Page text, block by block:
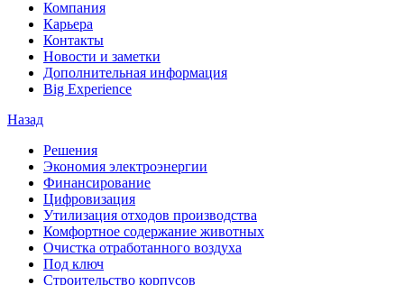
Компания
Карьера
Контакты
Новости и заметки
Дополнительная информация
Big Experience
Назад
Решения
Экономия электроэнергии
Финансирование
Цифровизация
Утилизация отходов производства
Комфортное содержание животных
Очистка отработанного воздуха
Под ключ
Строительство корпусов